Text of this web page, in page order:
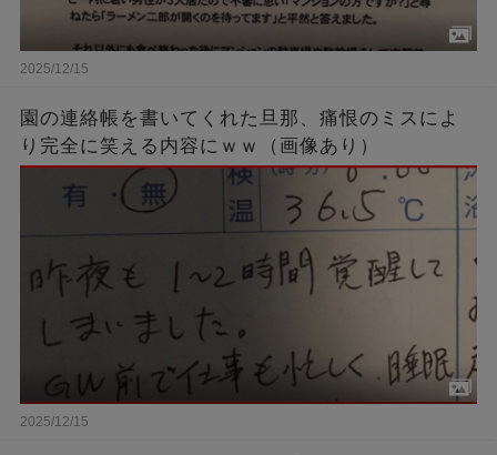
2025/12/15
園の連絡帳を書いてくれた旦那、痛恨のミスによ
り完全に笑える内容にｗｗ（画像あり）
2025/12/15